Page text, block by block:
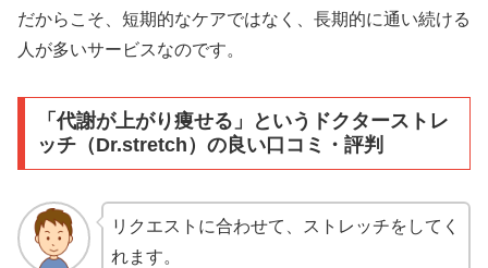
だからこそ、短期的なケアではなく、長期的に通い続ける
人が多いサービスなのです。
「代謝が上がり痩せる」というドクターストレ
ッチ（Dr.stretch）の良い口コミ・評判
リクエストに合わせて、ストレッチをしてく
れます。